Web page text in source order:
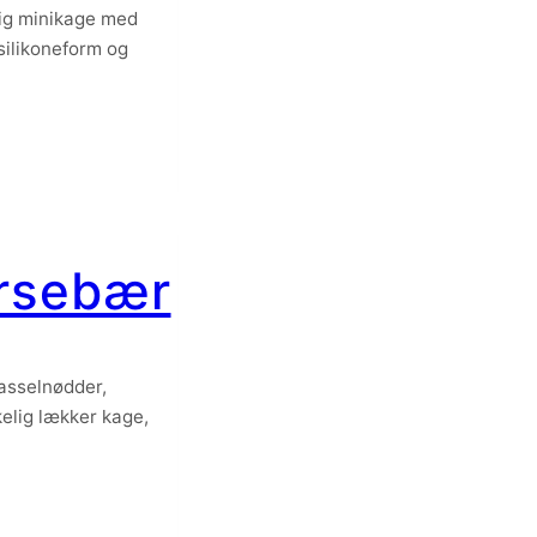
minikage med
og
lækker kage,